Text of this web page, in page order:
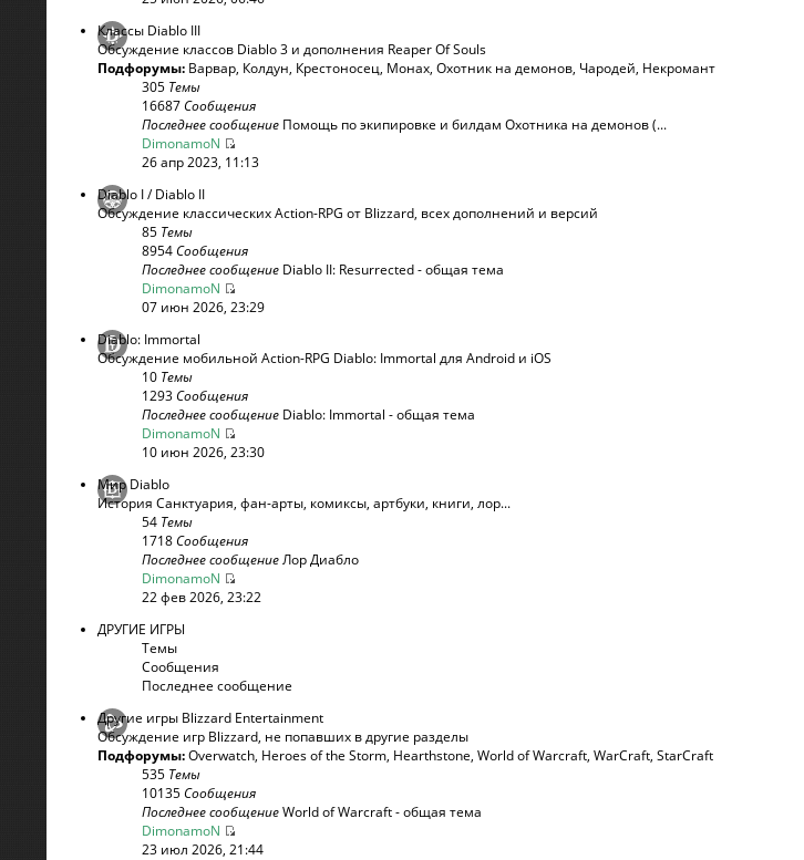
Классы Diablo III
Обсуждение классов Diablo 3 и дополнения Reaper Of Souls
Подфорумы: Варвар, Колдун, Крестоносец, Монах, Охотник на демонов, Чародей, Некромант
305 Темы
16687Сообщения
Последнее сообщение Помощь по экипировке и билдам Охотника на демонов (...
DimonamoN
26 апр 2023, 11:13
Diablo I / Diablo II
Обсуждение классических Action-RPG от Blizzard, всех дополнений и версий
85 Темы
8954Сообщения
Последнее сообщение Diablo II: Resurrected - общая тема
DimonamoN
07 июн 2026, 23:29
Diablo: Immortal
Обсуждение мобильной Action-RPG Diablo: Immortal для Android и iOS
10 Темы
1293Сообщения
Последнее сообщение Diablo: Immortal - общая тема
DimonamoN
10 июн 2026, 23:30
Мир Diablo
История Санктуария, фан-арты, комиксы, артбуки, книги, лор...
54 Темы
1718Сообщения
Последнее сообщениеЛор Диабло
DimonamoN
22 фев 2026, 23:22
ДРУГИЕ ИГРЫ
Темы
Сообщения
Последнее сообщение
Другие игры Blizzard Entertainment
Обсуждение игр Blizzard, не попавших в другие разделы
Подфорумы:Overwatch, Heroes of the Storm, Hearthstone, World of Warcraft, WarСraft, StarCraft
535 Темы
10135Сообщения
Последнее сообщениеWorld of Warcraft - общая тема
DimonamoN
23 июл 2026, 21:44